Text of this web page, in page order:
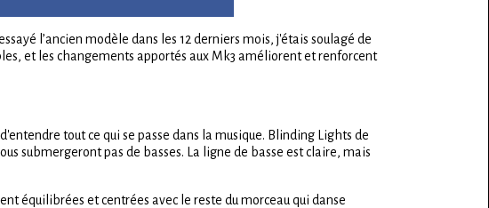
l’ancien modèle dans les 12 derniers mois, j'étais soulagé de
et les changements apportés aux Mk3 améliorent et renforcent
tout ce qui se passe dans la musique. Blinding Lights de
submergeront pas de basses. La ligne de basse est claire, mais
équilibrées et centrées avec le reste du morceau qui danse